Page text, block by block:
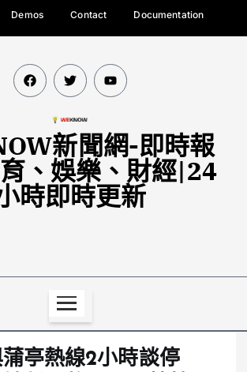
Demos Contact Documentation
新聞網-即時報
、娛樂、財經|24
時即時更新
亭熱線2小時談停